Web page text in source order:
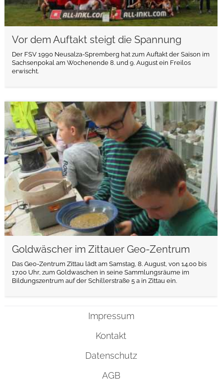
Vor dem Auftakt steigt die Spannung
Der FSV 1990 Neusalza-Spremberg hat zum Auftakt der Saison im
Sachsenpokal am Wochenende 8. und 9. August ein Freilos
erwischt.
Goldwäscher im Zittauer Geo-Zentrum
Das Geo-Zentrum Zittau lädt am Samstag, 8. August, von 14.00 bis
17.00 Uhr, zum Goldwaschen in seine Sammlungsräume im
Bildungszentrum auf der Schillerstraße 5 a in Zittau ein.
weiterlesen
Impressum
Kontakt
Datenschutz
AGB